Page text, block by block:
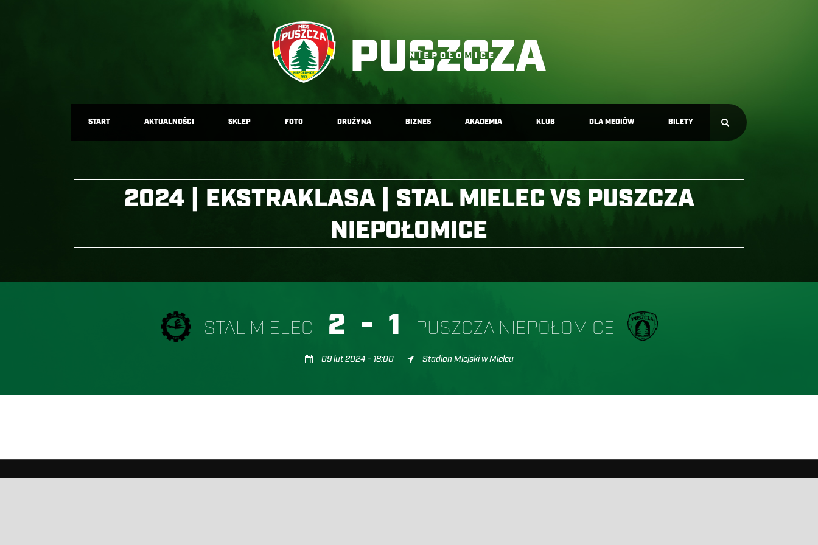
START AKTUALNOŚCI SKLEP FOTO DRUŻYNA BIZNES AKADEMIA KLUB DLA MEDIÓW BILETY
2024 | EKSTRAKLASA | STAL MIELEC VS PUSZCZA
NIEPOŁOMICE
STAL MIELEC 2 - 1 PUSZCZA NIEPOŁOMICE
09 lut 2024 - 18:00 Stadion Miejski w Mielcu